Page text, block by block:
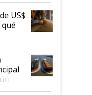
US$
qué
así
cada